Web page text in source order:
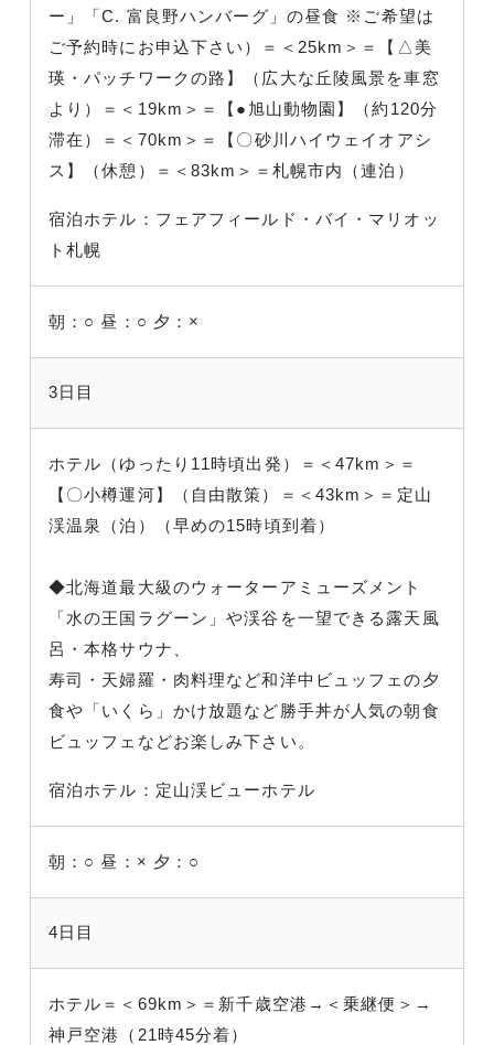
ー」「C. 富良野ハンバーグ」の昼食 ※ご希望は
ご予約時にお申込下さい）＝＜25km＞＝【△美
瑛・パッチワークの路】（広大な丘陵風景を車窓
より）＝＜19km＞＝【●旭山動物園】（約120分
滞在）＝＜70km＞＝【〇砂川ハイウェイオアシ
ス】（休憩）＝＜83km＞＝札幌市内（連泊）
宿泊ホテル：フェアフィールド・バイ・マリオッ
ト札幌
朝：○ 昼：○ 夕：×
3日目
ホテル（ゆったり11時頃出発）＝＜47km＞＝
【〇小樽運河】（自由散策）＝＜43km＞＝定山
渓温泉（泊）（早めの15時頃到着）
◆北海道最大級のウォーターアミューズメント
「水の王国ラグーン」や渓谷を一望できる露天風
呂・本格サウナ、
寿司・天婦羅・肉料理など和洋中ビュッフェの夕
食や「いくら」かけ放題など勝手丼が人気の朝食
ビュッフェなどお楽しみ下さい。
宿泊ホテル：定山渓ビューホテル
朝：○ 昼：× 夕：○
4日目
ホテル＝＜69km＞＝新千歳空港→＜乗継便＞→
神戸空港（21時45分着）